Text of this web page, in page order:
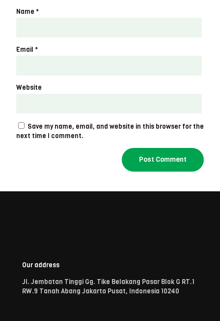
Name *
Email *
Website
Save my name, email, and website in this browser for the
next time I comment.
Our address
Jl. Jembatan Tinggi Gg. Tike Belakang Pasar Blok G RT.1
RW.9 Tanah Abang Jakarta Pusat, Indonesia 10240